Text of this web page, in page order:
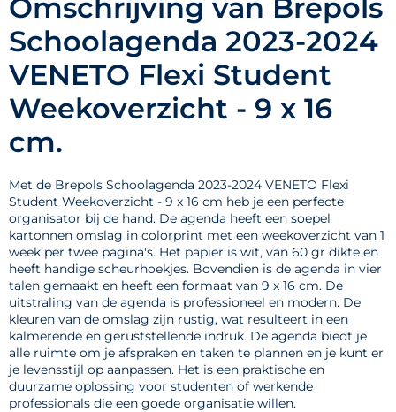
Omschrijving van Brepols
Schoolagenda 2023-2024
VENETO Flexi Student
Weekoverzicht - 9 x 16
cm.
Met de Brepols Schoolagenda 2023-2024 VENETO Flexi
Student Weekoverzicht - 9 x 16 cm heb je een perfecte
organisator bij de hand. De agenda heeft een soepel
kartonnen omslag in colorprint met een weekoverzicht van 1
week per twee pagina's. Het papier is wit, van 60 gr dikte en
heeft handige scheurhoekjes. Bovendien is de agenda in vier
talen gemaakt en heeft een formaat van 9 x 16 cm. De
uitstraling van de agenda is professioneel en modern. De
kleuren van de omslag zijn rustig, wat resulteert in een
kalmerende en geruststellende indruk. De agenda biedt je
alle ruimte om je afspraken en taken te plannen en je kunt er
je levensstijl op aanpassen. Het is een praktische en
duurzame oplossing voor studenten of werkende
professionals die een goede organisatie willen.